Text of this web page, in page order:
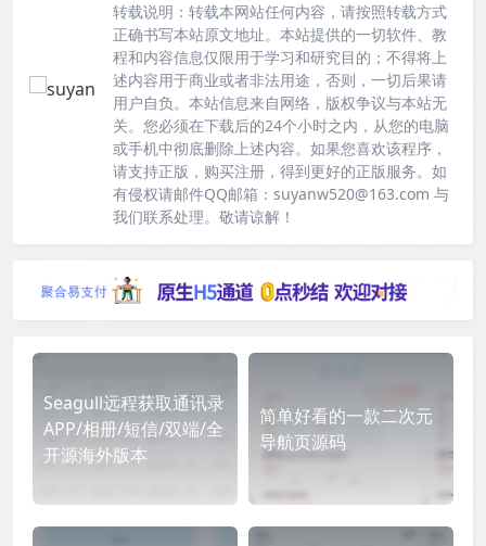
转载说明： 转载本网站任何内容，请按照转载方式
正确书写本站原文地址。本站提供的一切软件、教
程和内容信息仅限用于学习和研究目的；不得将上
述内容用于商业或者非法用途，否则，一切后果请
用户自负。本站信息来自网络，版权争议与本站无
关。您必须在下载后的24个小时之内，从您的电脑
或手机中彻底删除上述内容。如果您喜欢该程序，
请支持正版，购买注册，得到更好的正版服务。如
有侵权请邮件QQ邮箱：suyanw520@163.com 与
我们联系处理。敬请谅解！
Seagull远程获取通讯录
APP/相册/短信/双端/全
开源海外版本
简单好看的一款二次元
导航页源码